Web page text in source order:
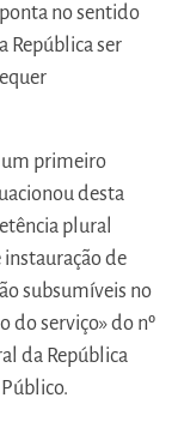
no sentido
República ser
um primeiro
desta
plural
de
subsumíveis no
do serviço» do nº
da República